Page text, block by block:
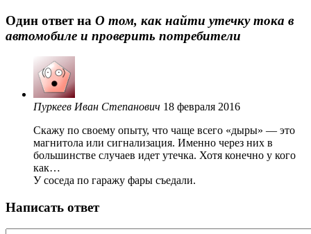
Один ответ на О том, как найти утечку тока в
автомобиле и проверить потребители
Пуркеев Иван Cтепанович 18 февраля 2016
Скажу по своему опыту, что чаще всего «дыры» — это
магнитола или сигнализация. Именно через них в
большинстве случаев идет утечка. Хотя конечно у кого
как…
У соседа по гаражу фары съедали.
Написать ответ